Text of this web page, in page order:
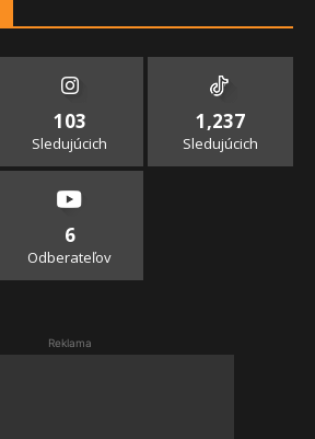
103
Sledujúcich
1,237
Sledujúcich
6
Odberateľov
Reklama